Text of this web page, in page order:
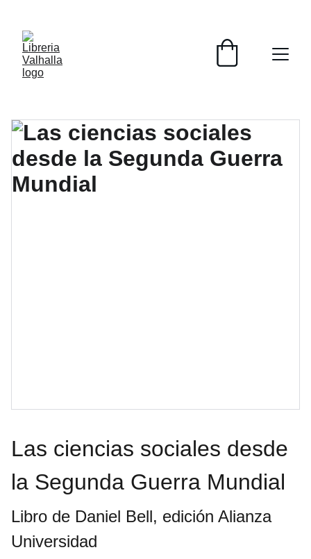
Las ciencias sociales desde
la Segunda Guerra Mundial
Libro de Daniel Bell, edición Alianza
Universidad